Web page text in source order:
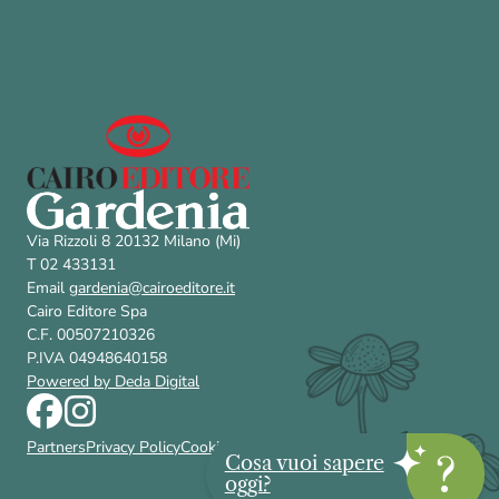
Via Rizzoli 8 20132 Milano (Mi)
T 02 433131
Email gardenia@cairoeditore.it
Cairo Editore Spa
C.F. 00507210326
P.IVA 04948640158
Powered by Deda Digital
PartnersPrivacy PolicyCookie Policy Accessibilità
Cosa vuoi sapere
oggi?